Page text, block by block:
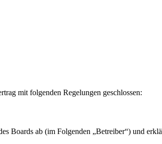
mit folgenden Regelungen geschlossen:
Boards ab (im Folgenden „Betreiber“) und